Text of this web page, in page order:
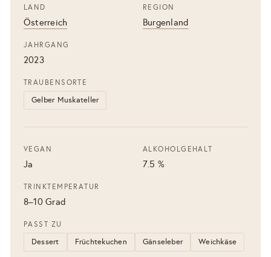
LAND
Österreich
REGION
Burgenland
JAHRGANG
2023
TRAUBENSORTE
Gelber Muskateller
VEGAN
Ja
ALKOHOLGEHALT
7.5 %
TRINKTEMPERATUR
8–10 Grad
PASST ZU
Dessert Früchtekuchen Gänseleber Weichkäse